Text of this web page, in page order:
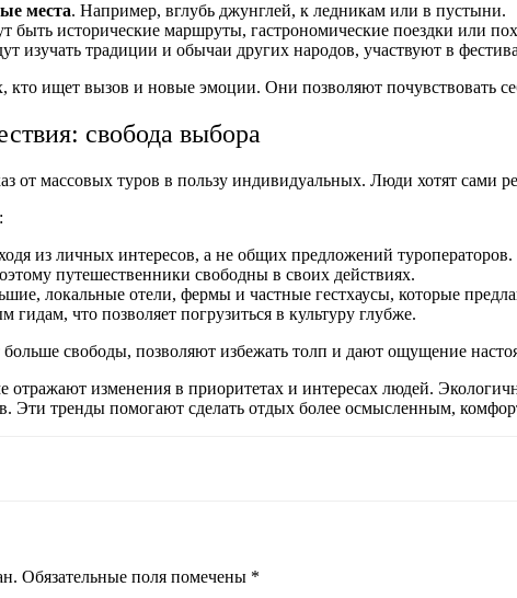
места. Например, вглубь джунглей, к ледникам или в пустыни.
быть исторические маршруты, гастрономические поездки или
изучать традиции и обычаи других народов, участвуют в
ищет вызов и новые эмоции. Они позволяют почувствовать
свобода выбора
от массовых туров в пользу индивидуальных. Люди хотят сами
из личных интересов, а не общих предложений туроператоров.
путешественники свободны в своих действиях.
локальные отели, фермы и частные гестхаусы, которые
что позволяет погрузиться в культуру глубже.
свободы, позволяют избежать толп и дают ощущение
отражают изменения в приоритетах и интересах людей.
Эти тренды помогают сделать отдых более осмысленным,
Обязательные поля помечены *